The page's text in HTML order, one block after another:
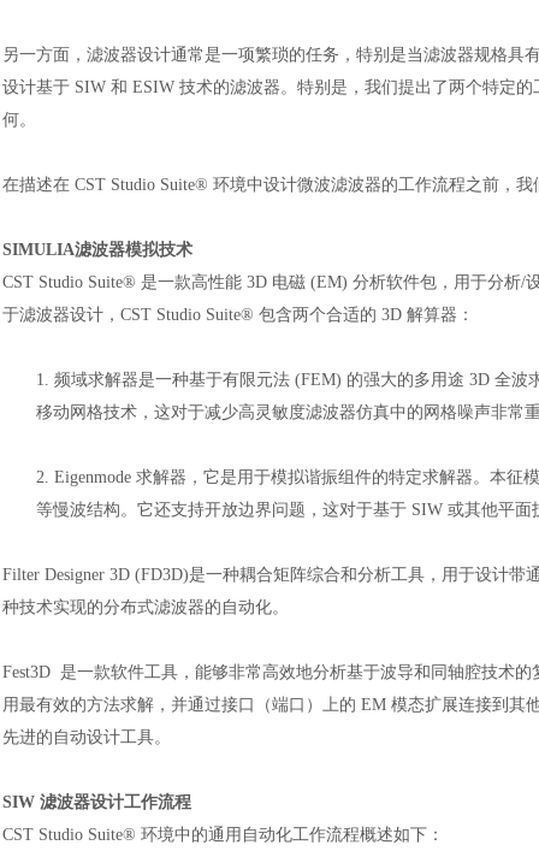
另一方面，滤波器设计通常是一项繁琐的任务，特别是当滤波器规格
设计基于 SIW 和 ESIW 技术的滤波器。特别是，我们提出了两个特定
何。
在描述在 CST Studio Suite® 环境中设计微波滤波器的工作流程之前，
SIMULIA滤波器模拟技术
CST Studio Suite® 是一款高性能 3D 电磁 (EM) 分析软件包，用于分析
于滤波器设计，CST Studio Suite® 包含两个合适的 3D 解算器：
1. 频域求解器是一种基于有限元法 (FEM) 的强大的多用途 3D 全波
移动网格技术，这对于减少高灵敏度滤波器仿真中的网格噪声非常
2. Eigenmode 求解器，它是用于模拟谐振组件的特定求解器。本
等慢波结构。它还支持开放边界问题，这对于基于 SIW 或其他平面
Filter Designer 3D (FD3D)是一种耦合矩阵综合和分析工具，用于设计带
种技术实现的分布式滤波器的自动化。
Fest3D 是一款软件工具，能够非常高效地分析基于波导和同轴腔技术
用最有效的方法求解，并通过接口（端口）上的 EM 模态扩展连接到其
先进的自动设计工具。
SIW 滤波器设计工作流程
CST Studio Suite® 环境中的通用自动化工作流程概述如下：